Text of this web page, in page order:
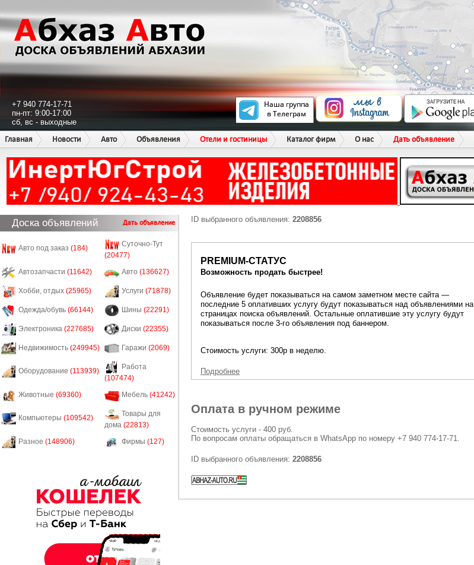
+7 940 774-17-71
пн-пт: 9:00-17:00
сб, вс - выходные
Главная
Новости Авто Объявления Отели и гостиницы Каталог фирм О нас Дать объявление
Доска объявлений Дать объявление
Авто под заказ (184)
Суточно-Тут
(20477)
Автозапчасти (11642) Авто (136627)
Хобби, отдых (25965) Услуги (71878)
Одежда/обувь (66144) Шины (22291)
Электроника (227685) Диски (22355)
Недвижимость (249945) Гаражи (2069)
Оборудование (113939)
Работа
(107474)
Животные (69360) Мебель (41242)
Компьютеры (109542)
Товары для
дома (22813)
Разное (148906) Фирмы (127)
ID выбранного объявления: 2208856
PREMIUM-СТАТУС
Возможность продать быстрее!
Объявление будет показываться на самом заметном месте сайта —
последние 5 оплативших услугу будут показываться над объявлениями на
страницах поиска объявлений. Остальные оплатившие эту услугу будут
показываться после 3-го объявления под баннером.
Стоимость услуги: 300р в неделю.
Подробнее
Оплата в ручном режиме
Стоимость услуги - 400 руб.
По вопросам оплаты обращаться в WhatsApp по номеру +7 940 774-17-71.
ID выбранного объявления: 2208856